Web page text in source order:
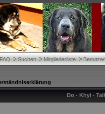
Suchen Mitgliederliste
Do - Khyi -